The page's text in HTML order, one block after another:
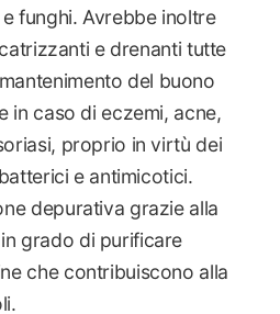
funghi. Avrebbe inoltre
e drenanti tutte
del buono
in caso di eczemi, acne,
proprio in virtù dei
e antimicotici.
depurativa grazie alla
grado di purificare
che contribuiscono alla